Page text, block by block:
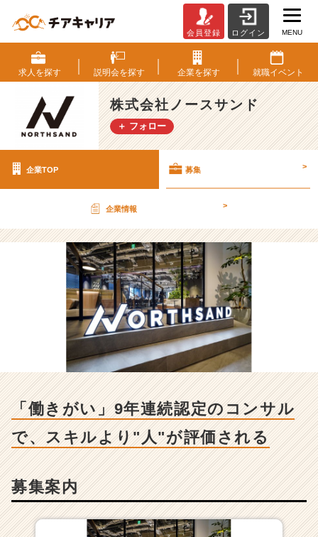
式
会
社
ノ
ー
ス
の
採
求
人
-
「働
き
が
い」
9
年
連
定
コ
で、
ス
キ
会員登録 ログイン MENU
求人を探す 説明会を探す 企業を探す 就職イベント
株式会社ノースサンド
＋ フォロー
企業TOP 募集 >
企業情報 >
「働きがい」9年連続認定のコンサル
で、スキルより"人"が評価される
募集案内